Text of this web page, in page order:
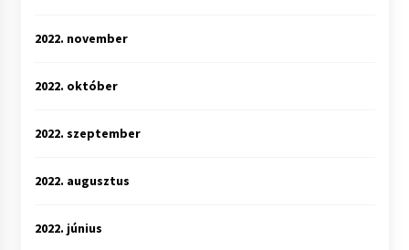
2022. november
2022. október
2022. szeptember
2022. augusztus
2022. június